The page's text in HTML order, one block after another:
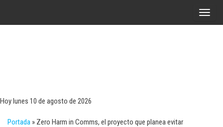
A
Hoy lunes 10 de agosto de 2026
Portada » Zero Harm in Comms, el proyecto que planea evitar